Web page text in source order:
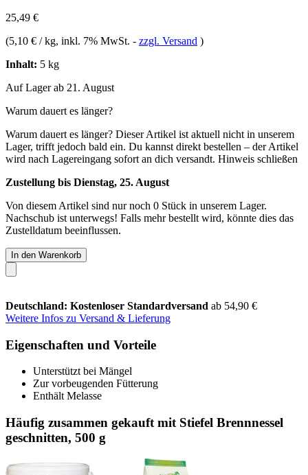
25,49 €
(5,10 € / kg, inkl. 7% MwSt. - zzgl. Versand )
Inhalt: 5 kg
Auf Lager ab 21. August
Warum dauert es länger?
Warum dauert es länger? Dieser Artikel ist aktuell nicht in unserem
Lager, trifft jedoch bald ein. Du kannst direkt bestellen – der Artikel
wird nach Lagereingang sofort an dich versandt. Hinweis schließen
Zustellung bis Dienstag, 25. August
Von diesem Artikel sind nur noch 0 Stück in unserem Lager.
Nachschub ist unterwegs! Falls mehr bestellt wird, könnte dies das
Zustelldatum beeinflussen.
In den Warenkorb
Deutschland: Kostenloser Standardversand ab 54,90 €
Weitere Infos zu Versand & Lieferung
Eigenschaften und Vorteile
Unterstützt bei Mängel
Zur vorbeugenden Fütterung
Enthält Melasse
Häufig zusammen gekauft mit Stiefel Brennnessel
geschnitten, 500 g